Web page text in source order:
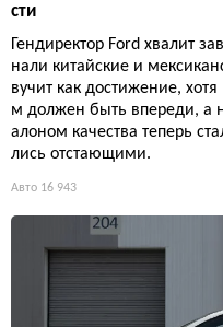
сти
Гендиректор Ford хвалит
нали китайские и
вучит как достижение,
м должен быть впереди, а
алоном качества теперь
лись отстающими.
Авто 16 943